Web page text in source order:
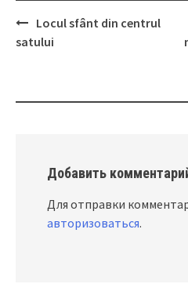
Post
Locul sfânt din centrul
satului
Добавить
Для отправки
авторизоваться.